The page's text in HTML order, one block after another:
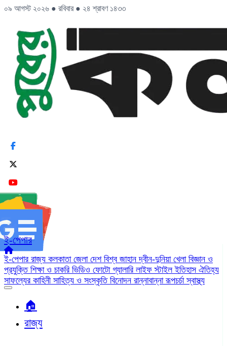
০৯ আগস্ট ২০২৬ ● রবিবার ● ২৪ শ্রাবণ ১৪৩৩
ই-পেপার
ই-পেপার রাজ্য কলকাতা জেলা দেশ বিশ্ব জাহানদ্বীন-দুনিয়া খেলা বিজ্ঞান ও
প্রযুক্তি শিক্ষা ও চাকরি ভিডিও ফোটো গ্যালারি লাইফ স্টাইলইতিহাস ঐতিহ্য
সাফল্যের কাহিনী সাহিত্য ও সংস্কৃতি বিনোদন রান্নাবান্নারূপচর্চাস্বাস্থ্য
🏠︎
রাজ্য